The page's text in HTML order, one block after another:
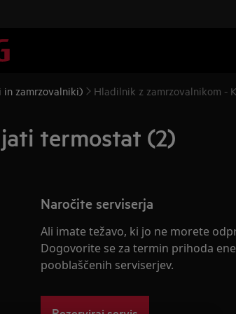
zamrzovalniki) Hladilnik z zamrzovalnikom -
termostat (2)
Naročite serviserja
Ali imate težavo, ki jo ne morete
Dogovorite se za termin prihoda
pooblaščenih serviserjev.